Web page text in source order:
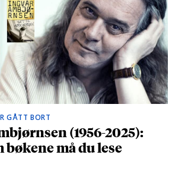
GÅTT BORT
(1956-2025):
bøkene må du lese